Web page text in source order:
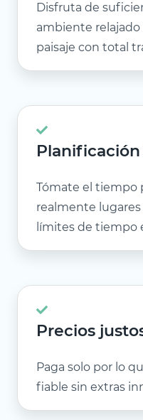
Disfruta de
ambiente
paisaje con total
Tómate el tiempo
realmente lugares
límites de tiempo
Precios
Paga solo por lo
fiable sin extras